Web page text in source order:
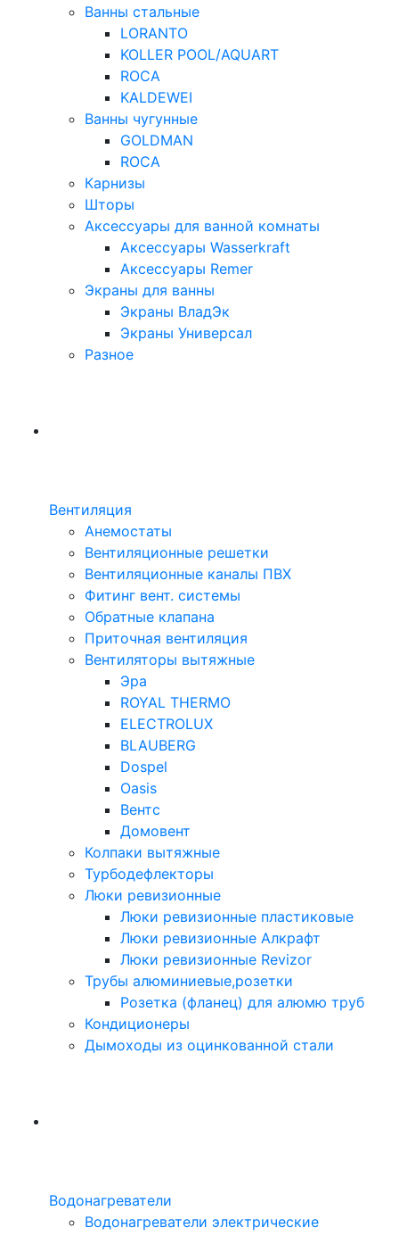
Ванны стальные
LORANTO
KOLLER POOL/AQUART
ROCA
KALDEWEI
Ванны чугунные
GOLDMAN
ROCA
Карнизы
Шторы
Аксессуары для ванной комнаты
Аксессуары Wasserkraft
Аксессуары Remer
Экраны для ванны
Экраны ВладЭк
Экраны Универсал
Разное
Вентиляция
Анемостаты
Вентиляционные решетки
Вентиляционные каналы ПВХ
Фитинг вент. системы
Обратные клапана
Приточная вентиляция
Вентиляторы вытяжные
Эра
ROYAL THERMO
ELECTROLUX
BLAUBERG
Dospel
Oasis
Вентс
Домовент
Колпаки вытяжные
Турбодефлекторы
Люки ревизионные
Люки ревизионные пластиковые
Люки ревизионные Алкрафт
Люки ревизионные Revizor
Трубы алюминиевые,розетки
Розетка (фланец) для алюмю труб
Кондиционеры
Дымоходы из оцинкованной стали
Водонагреватели
Водонагреватели электрические